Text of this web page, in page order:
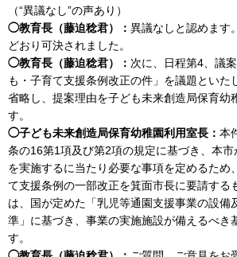
（“異議なし”の声あり）
◯教育長（藤迫稔君）： 異議なしと認めます
どおり可決されました。
◯教育長（藤迫稔君）： 次に、日程第4、議
も・子育て支援条例改正の件」を議題といた
省略し、提案理由を子ども未来創造局保育幼
す。
◯子ども未来創造局保育幼稚園利用室長： 本
条の16第1項及び第2項の規定に基づき、本
を実施するに当たり必要な事項を定めるため
て支援条例の一部改正を箕面市長に要請する
は、国が定めた「乳児等通園支援事業の設備
準」に基づき、事業の実施施設が備えるべき
す。